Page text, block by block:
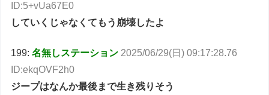
ID:5+vUa67E0
していくじゃなくてもう崩壊したよ
199:名無しステーション 2025/06/29(日) 09:17:28.76
ID:ekqOVF2h0
ジープはなんか最後まで生き残りそう